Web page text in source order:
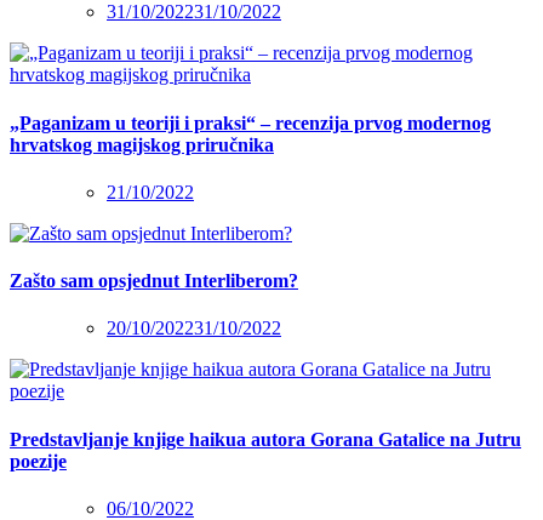
31/10/202231/10/2022
„Paganizam u teoriji i praksi“ – recenzija prvog modernog
hrvatskog magijskog priručnika
21/10/2022
Zašto sam opsjednut Interliberom?
20/10/202231/10/2022
Predstavljanje knjige haikua autora Gorana Gatalice na Jutru
poezije
06/10/2022